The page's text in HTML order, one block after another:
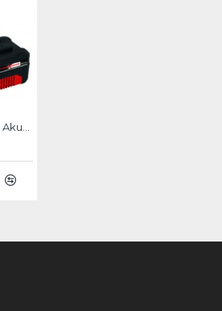
Einhell 18V 4.0Ah PXC Akumulators+Lādētājs